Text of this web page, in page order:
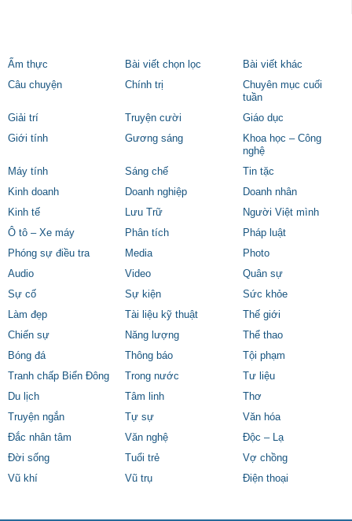
Ẩm thực Bài viết chọn lọc
Bài viết khác
Câu chuyện
Chính trị
Chuyên mục cuối
tuần
Giải trí
Truyện cười
Giáo dục
Giới tính
Gương sáng
Khoa học – Công
nghệ
Máy tính
Sáng chế
Tin tặc
Kinh doanh
Doanh nghiệp
Doanh nhân
Kinh tế
Lưu Trữ
Người Việt mình
Ô tô – Xe máy
Phân tích
Pháp luật
Phóng sự điều tra
Media
Photo
Audio
Video
Quân sự
Sự cố
Sự kiện
Sức khỏe
Làm đẹp
Tài liệu kỹ thuật
Thế giới
Chiến sự
Năng lượng
Thể thao
Bóng đá
Thông báo
Tội phạm
Tranh chấp Biển Đông
Trong nước
Tư liệu
Du lịch
Tâm linh
Thơ
Truyện ngắn
Tự sự
Văn hóa
Đắc nhân tâm
Văn nghệ
Độc – Lạ
Đời sống
Tuổi trẻ
Vợ chồng
Vũ khí
Vũ trụ Điện thoại